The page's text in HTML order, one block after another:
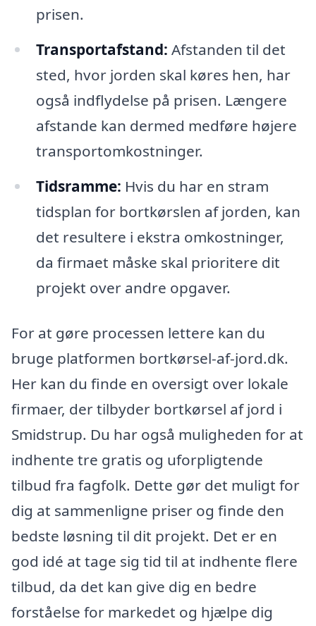
prisen.
Transportafstand: Afstanden til det
sted, hvor jorden skal køres hen, har
også indflydelse på prisen. Længere
afstande kan dermed medføre højere
transportomkostninger.
Tidsramme: Hvis du har en stram
tidsplan for bortkørslen af jorden, kan
det resultere i ekstra omkostninger,
da firmaet måske skal prioritere dit
projekt over andre opgaver.
For at gøre processen lettere kan du
bruge platformen bortkørsel-af-jord.dk.
Her kan du finde en oversigt over lokale
firmaer, der tilbyder bortkørsel af jord i
Smidstrup. Du har også muligheden for at
indhente tre gratis og uforpligtende
tilbud fra fagfolk. Dette gør det muligt for
dig at sammenligne priser og finde den
bedste løsning til dit projekt. Det er en
god idé at tage sig tid til at indhente flere
tilbud, da det kan give dig en bedre
forståelse for markedet og hjælpe dig